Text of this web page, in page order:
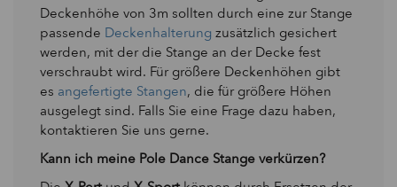
Deckenhöhe von 3m sollten durch eine zur Stange
passende Deckenhalterung zusätzlich gesichert
werden, mit der die Stange an der Decke fest
verschraubt wird. Für größere Deckenhöhen gibt
es angefertigte Stangen, die für größere Höhen
ausgelegt sind. Falls Sie eine Frage dazu haben,
kontaktieren Sie uns gerne.
Kann ich meine Pole Dance Stange verkürzen?